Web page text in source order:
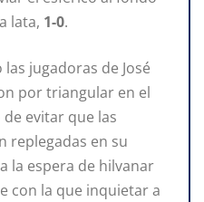
lata, 1-0.
jugadoras de José
por triangular en el
evitar que las
replegadas en su
la espera de hilvanar
con la que inquietar a